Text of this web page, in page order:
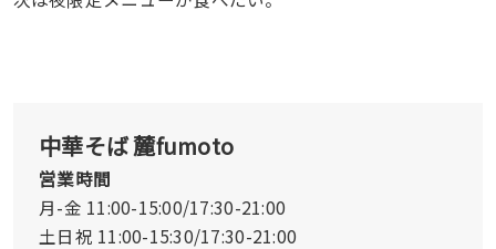
中華そば 麓fumoto
営業時間
月-金 11:00-15:00/17:30-21:00
土日祝 11:00-15:30/17:30-21:00